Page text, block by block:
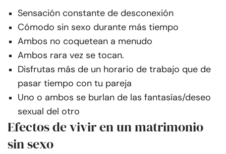
Sensación constante de desconexión
Cómodo sin sexo durante más tiempo
Ambos no coquetean a menudo
Ambos rara vez se tocan.
Disfrutas más de un horario de trabajo que de
pasar tiempo con tu pareja
Uno o ambos se burlan de las fantasías/deseo
sexual del otro
Efectos de vivir en un matrimonio
sin sexo